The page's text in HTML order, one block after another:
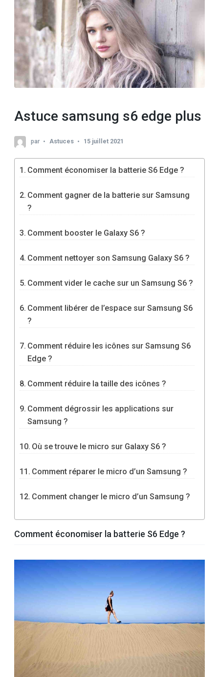
Astuce samsung s6 edge plus
par Astuces 15 juillet 2021
Comment économiser la batterie S6 Edge ?
Comment gagner de la batterie sur Samsung
?
Comment booster le Galaxy S6 ?
Comment nettoyer son Samsung Galaxy S6 ?
Comment vider le cache sur un Samsung S6 ?
Comment libérer de l’espace sur Samsung S6
?
Comment réduire les icônes sur Samsung S6
Edge ?
Comment réduire la taille des icônes ?
Comment dégrossir les applications sur
Samsung ?
Où se trouve le micro sur Galaxy S6 ?
Comment réparer le micro d’un Samsung ?
Comment changer le micro d’un Samsung ?
Comment économiser la batterie S6 Edge ?